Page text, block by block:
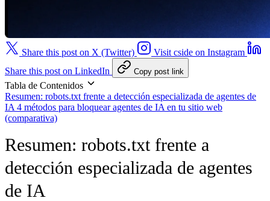
Share this post on X (Twitter)
Visit cside on Instagram
Share this post on LinkedIn
Copy post link
Tabla de Contenidos
Resumen: robots.txt frente a detección especializada de agentes de
IA 4 métodos para bloquear agentes de IA en tu sitio web
(comparativa)
Resumen: robots.txt frente a
detección especializada de agentes
de IA